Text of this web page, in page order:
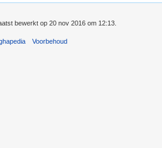
bewerkt op 20 nov 2016 om 12:13.
Voorbehoud